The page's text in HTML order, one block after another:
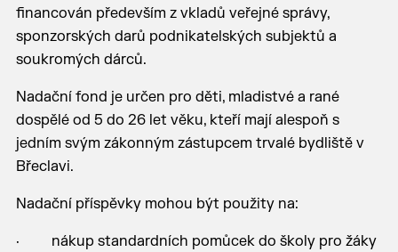
financován především z vkladů veřejné správy,
sponzorských darů podnikatelských subjektů a
soukromých dárců.
Nadační fond je určen pro děti, mladistvé a rané
dospělé od 5 do 26 let věku, kteří mají alespoň s
jedním svým zákonným zástupcem trvalé bydliště v
Břeclavi.
Nadační příspěvky mohou být použity na:
· nákup standardních pomůcek do školy pro žáky